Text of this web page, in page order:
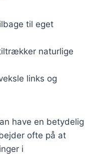
til eget
naturlige
links og
have en betydelig
ofte på at
i